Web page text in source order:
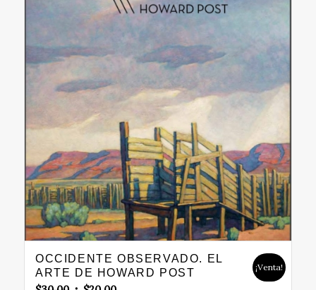
OCCIDENTE OBSERVADO. EL
ARTE DE HOWARD POST
¡Venta!